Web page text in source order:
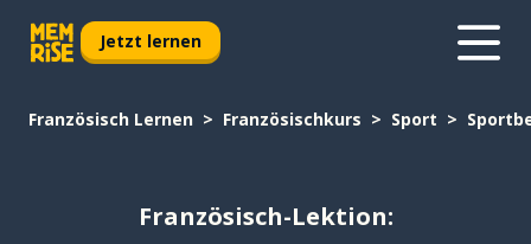
Jetzt lernen
Französisch Lernen Französischkurs Sport
Französisch-Lektion: